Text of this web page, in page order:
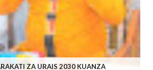
ZA URAIS 2030 KUANZA